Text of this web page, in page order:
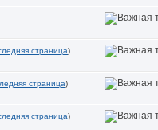
страница)
страница)
страница)